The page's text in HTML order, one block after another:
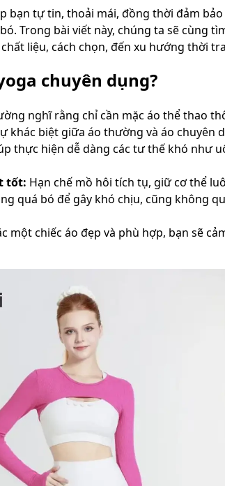
bạn tự tin, thoải mái, đồng thời đảm bảo
Trong bài viết này, chúng ta sẽ cùng
liệu, cách chọn, đến xu hướng thời
chuyên dụng?
nghĩ rằng chỉ cần mặc áo thể thao
khác biệt giữa áo thường và áo chuyên
thực hiện dễ dàng các tư thế khó như
tốt: Hạn chế mồ hôi tích tụ, giữ cơ thể
quá bó để gây khó chịu, cũng không
một chiếc áo đẹp và phù hợp, bạn sẽ